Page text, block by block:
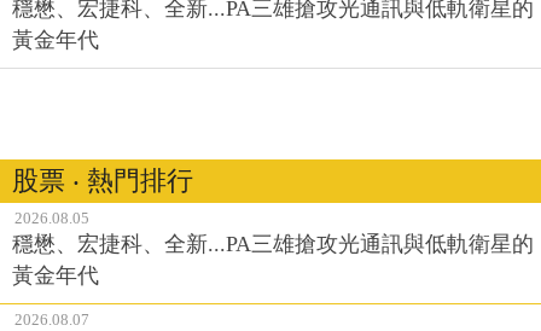
穩懋、宏捷科、全新...PA三雄搶攻光通訊與低軌衛星的
黃金年代
股票 ‧ 熱門排行
2026.08.05
穩懋、宏捷科、全新...PA三雄搶攻光通訊與低軌衛星的
黃金年代
2026.08.07